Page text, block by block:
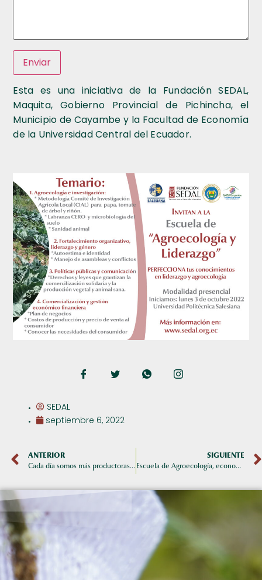
Esta es una iniciativa de la Fundación SEDAL,
Maquita, Gobierno Provincial de Pichincha, el
Municipio de Cayambe y la Facultad de Economía
de la Universidad Central del Ecuador.
SEDAL
septiembre 6, 2022
ANTERIOR
Cada día somos más productoras con carnets SPG Agroecológico
SIGUIENTE
Escuela de Agroecología, economía solidaria y liderazgo